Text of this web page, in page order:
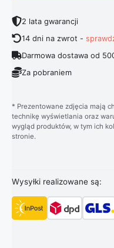
2 lata gwarancji
14 dni na zwrot -
Darmowa dostawa od
Za pobraniem
* Prezentowane zdjęcia mają
technikę wyświetlania oraz
wygląd produktów, w tym ich
stronie.
Wysyłki realizowane są: